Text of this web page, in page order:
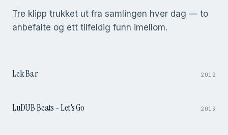
Tre klipp trukket ut fra samlingen hver dag — to
anbefalte og ett tilfeldig funn imellom.
Lek Bar
2012
LuDUB Beats - Let's Go
2013